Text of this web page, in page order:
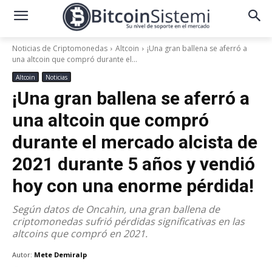
Noticias de Criptomonedas Altcoin
¡Una gran ballena se aferró a
una altcoin que compró durante el...
Altcoin Noticias
¡Una gran ballena se aferró a
una altcoin que compró
durante el mercado alcista de
2021 durante 5 años y vendió
hoy con una enorme pérdida!
Según datos de Oncahin, una gran ballena de
criptomonedas sufrió pérdidas significativas en las
altcoins que compró en 2021.
Autor: Mete Demiralp